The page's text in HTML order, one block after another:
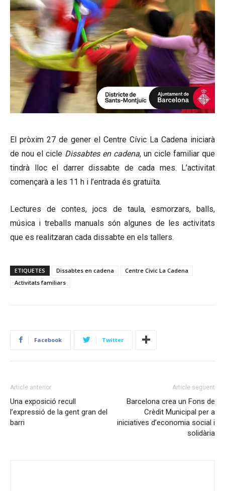
El pròxim 27 de gener el Centre Cívic La Cadena iniciarà
de nou el cicle Dissabtes en cadena, un cicle familiar que
tindrà lloc el darrer dissabte de cada mes. L’activitat
començarà a les 11 h i l’entrada és gratuïta.
Lectures de contes, jocs de taula, esmorzars, balls,
música i treballs manuals són algunes de les activitats
que es realitzaran cada dissabte en els tallers.
ETIQUETES Dissabtes en cadena
Centre Civic La Cadena
Activitats familiars
Facebook Twitter
Article anterior
Una exposició recull
l’expressió de la gent gran del
barri
Article següent
Barcelona crea un Fons de
Crèdit Municipal per a
iniciatives d’economia social i
solidària